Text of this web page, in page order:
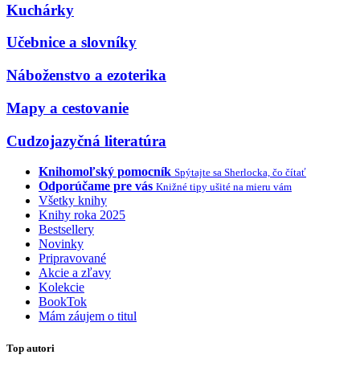
Kuchárky
Učebnice a slovníky
Náboženstvo a ezoterika
Mapy a cestovanie
Cudzojazyčná literatúra
Knihomoľský pomocník Spýtajte sa Sherlocka, čo čítať
Odporúčame pre vás Knižné tipy ušité na mieru vám
Všetky knihy
Knihy roka 2025
Bestsellery
Novinky
Pripravované
Akcie a zľavy
Kolekcie
BookTok
Mám záujem o titul
Top autori